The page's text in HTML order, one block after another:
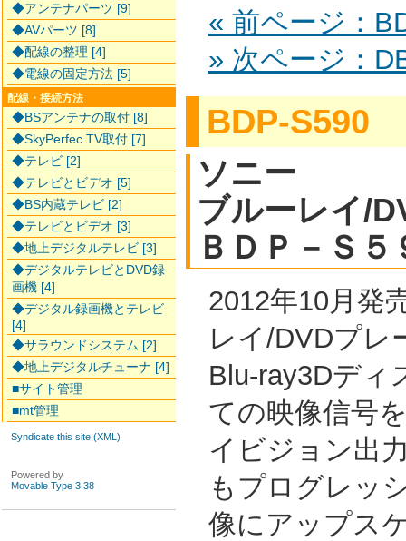
« 前ページ：
» 次ページ：
BDP-S590
ソニー
ブルーレイ/
ＢＤＰ－Ｓ５
2012年10月発
レイ/DVDプレ
Blu-ray3Dディ
ての映像信号
イビジョン出
もプログレッ
像にアップス
◆アンテナパーツ [9]
◆AVパーツ [8]
◆配線の整理 [4]
◆電線の固定方法 [5]
配線・接続方法
◆BSアンテナの取付 [8]
◆SkyPerfec TV取付 [7]
◆テレビ [2]
◆テレビとビデオ [5]
◆BS内蔵テレビ [2]
◆テレビとビデオ [3]
◆地上デジタルテレビ [3]
◆デジタルテレビとDVD録
画機 [4]
◆デジタル録画機とテレビ
[4]
◆サラウンドシステム [2]
◆地上デジタルチューナ [4]
■サイト管理
■mt管理
Syndicate this site (XML)
Powered by
Movable Type 3.38